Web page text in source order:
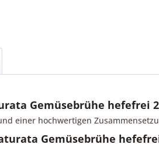
Gemüsebrühe hefefrei
einer hochwertigen
Gemüsebrühe